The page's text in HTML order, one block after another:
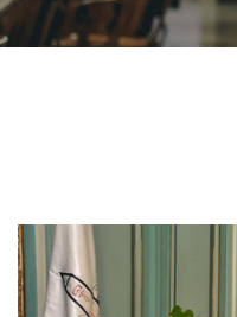
البحث العلمي
الأنظمة الذكية
الإعلام